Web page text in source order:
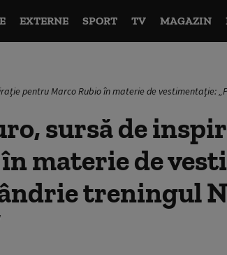
EXTERNE SPORT TV MAGAZIN
pentru Marco Rubio în materie de vestimentație:
sursă de
materie de
treningul